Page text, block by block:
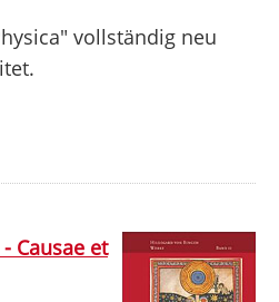
vollständig neu
Causae et